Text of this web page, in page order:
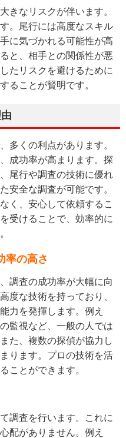
きなリスクが伴います。
。尾行には高度なスキル
に気づかれる可能性が高
と、相手との関係性が悪
たリスクを避けるために
ることが賢明です。
多くの利点があります。
成功率が高まります。探
尾行や調査の技術に優れ
安全な調査が可能です。
く、安心して依頼するこ
受けることで、効率的に
率の高さ
調査の成功率が大幅に向
度な技術を持っており、
力を発揮します。例え
監視など、一般の人では
た、複数の探偵が協力し
ります。プロの技術を活
ことができます。
調査を行います。これに
配がありません。例え